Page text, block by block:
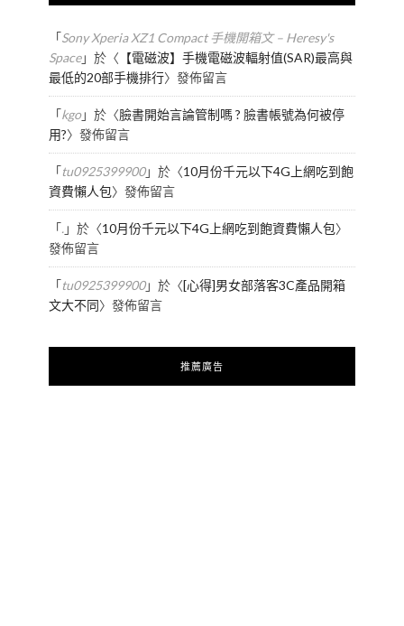
「Sony Xperia XZ1 Compact 手機開箱文 – Heresy's
Space」於〈 【電磁波】手機電磁波輻射值(SAR)最高與
最低的20部手機排行〉發佈留言
「kgo」於〈臉書開始言論管制嗎 ? 臉書帳號為何被停
用?〉發佈留言
「tu0925399900」於〈10月份千元以下4G上網吃到飽
資費懶人包〉發佈留言
「.」於〈10月份千元以下4G上網吃到飽資費懶人包〉
發佈留言
「tu0925399900」於〈[心得]男女部落客3C產品開箱
文大不同〉發佈留言
推薦廣告